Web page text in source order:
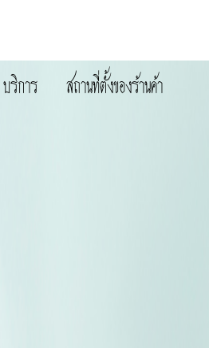
บริการ สถานที่ตั้งของร้านค้า